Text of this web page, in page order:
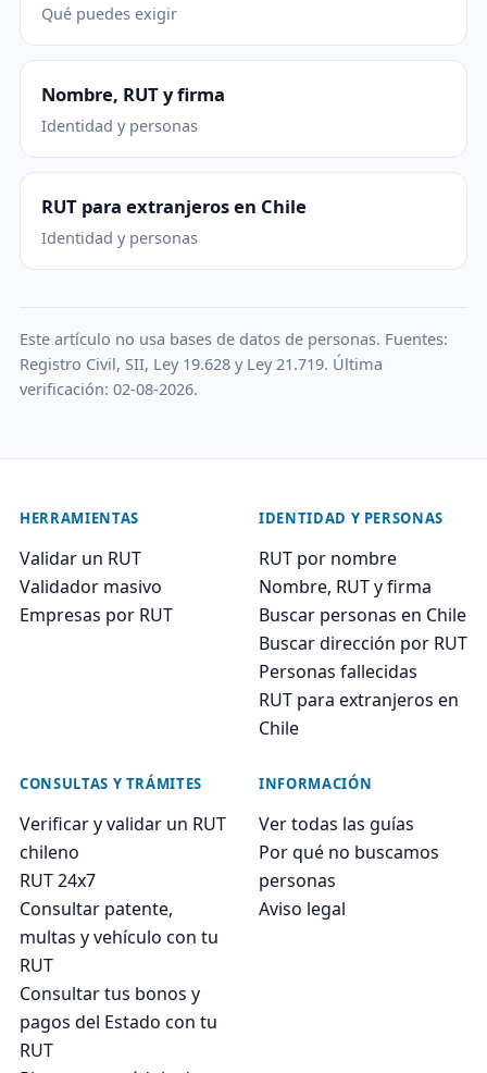
Qué puedes exigir
Nombre, RUT y firma
Identidad y personas
RUT para extranjeros en Chile
Identidad y personas
Este artículo no usa bases de datos de personas. Fuentes:
Registro Civil, SII, Ley 19.628 y Ley 21.719. Última
verificación: 02-08-2026.
HERRAMIENTAS
Validar un RUT
Validador masivo
Empresas por RUT
IDENTIDAD Y PERSONAS
RUT por nombre
Nombre, RUT y firma
Buscar personas en Chile
Buscar dirección por RUT
Personas fallecidas
RUT para extranjeros en
Chile
CONSULTAS Y TRÁMITES
Verificar y validar un RUT
chileno
RUT 24x7
Consultar patente,
multas y vehículo con tu
RUT
Consultar tus bonos y
pagos del Estado con tu
RUT
INFORMACIÓN
Ver todas las guías
Por qué no buscamos
personas
Aviso legal